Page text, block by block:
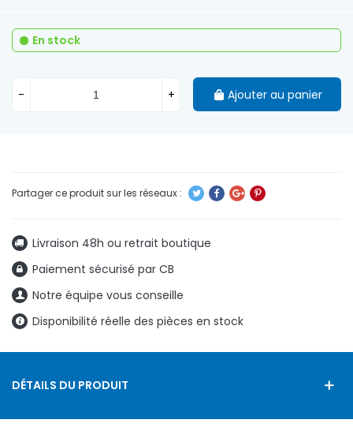
Livraison 48h ou retrait boutique
Paiement sécurisé par CB
Notre équipe vous conseille
Disponibilité réelle des pièces en stock
En stock
- + Ajouter au panier
DÉTAILS DU PRODUIT